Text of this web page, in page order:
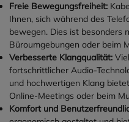
eignen sich perfekt für alle, die
Musik und Gespräche in jeder
Situation genießen wollen.
Beispielsweise können Sie
beim Training Ihre
Lieblingsmusik hören oder
Anrufe entgegennehmen, ohne
die Kopfhörer abzunehmen.
Das ist besonders praktisch
können bis zuzwei Geräte
gleichzeitig gekoppelt werden;
die Reichweite beträgt bis zu
45 m.
Akkulaufzeit
Bis zu35 StundenSprechzeit,
40 StundenMusikwiedergabe,
Standby bis zu360 Stunden
Kabelgebundenes Laden
Freie Bewegungsfreiheit:
Ihnen, sich während des
bewegen. Dies ist besonders
Büroumgebungen oder beim
Verbesserte Klangqualität:
fortschrittlicher Audio-
und hochwertigen Klang
Online-Meetings oder beim
Komfort und